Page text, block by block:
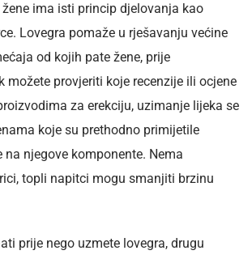
ima isti princip djelovanja kao
Lovegra pomaže u rješavanju većine
od kojih pate žene, prije
možete provjeriti koje recenzije ili ocjene
za erekciju, uzimanje lijeka se
koje su prethodno primijetile
na njegove komponente. Nema
topli napitci mogu smanjiti brzinu
prije nego uzmete lovegra, drugu